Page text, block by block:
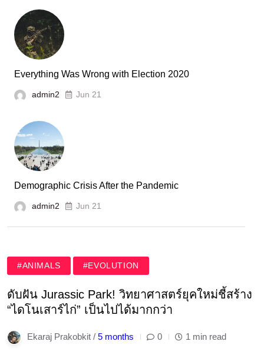
Everything Was Wrong with Election 2020
admin2 Jun 21
Demographic Crisis After the Pandemic
admin2 Jun 21
#ANIMALS #EVOLUTION
ดับฝัน Jurassic Park! วิทยาศาสตร์ยุคใหม่ชี้สร้าง
“ไดโนเสาร์ไก่” เป็นไปได้มากกว่า
Ekaraj Prakobkit / 5 months 0 1 min read